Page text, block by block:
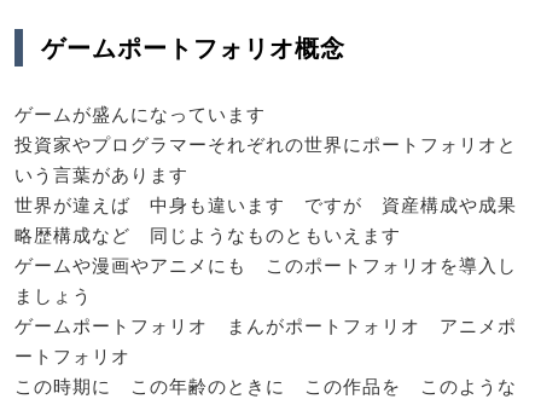
ゲームポートフォリオ概念
ゲームが盛んになっています
投資家やプログラマーそれぞれの世界にポートフォリオと
いう言葉があります
世界が違えば 中身も違います ですが 資産構成や成果
略歴構成など 同じようなものともいえます
ゲームや漫画やアニメにも このポートフォリオを導入し
ましょう
ゲームポートフォリオ まんがポートフォリオ アニメポ
ートフォリオ
この時期に この年齢のときに この作品を このような